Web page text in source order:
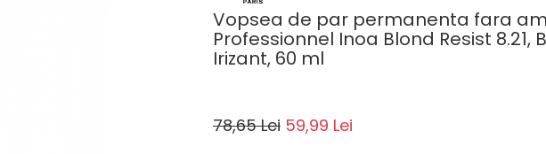
Vopsea de par permanenta fara
Professionnel Inoa Blond Resist 8.21,
Irizant, 60 ml
78,65 Lei 59,99 Lei